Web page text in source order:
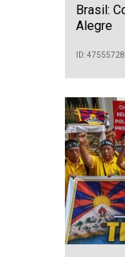
Brasil:
Alegre
ID: 47555728